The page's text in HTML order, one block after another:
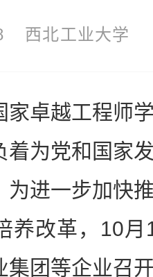
西北工业大学
卓越工程师学
着为党和国家
为进一步加快
养改革，10
集团等企业召